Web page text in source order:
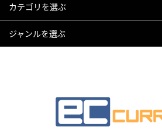
カテゴリを選ぶ
ジャンルを選ぶ